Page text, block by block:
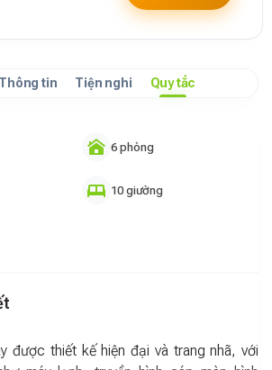
Thông tin Tiện nghi Quy tắc
6 phòng
10 giường
được thiết kế hiện đại và trang nhã, với